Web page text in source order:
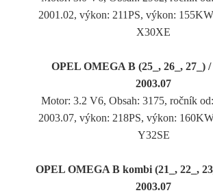
2001.02, výkon: 211PS, výkon:
X30XE
OPEL OMEGA B (25_, 26_, 27_) /
2003.07
Motor: 3.2 V6, Obsah: 3175, ročník
2003.07, výkon: 218PS, výkon:
Y32SE
OPEL OMEGA B kombi (21_, 22_,
2003.07